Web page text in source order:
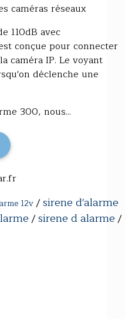
caméras réseaux
110dB avec
conçue pour connecter
caméra IP. Le voyant
déclenche une
300, nous...
12v/sirene d'alarme
/sirene d alarme/